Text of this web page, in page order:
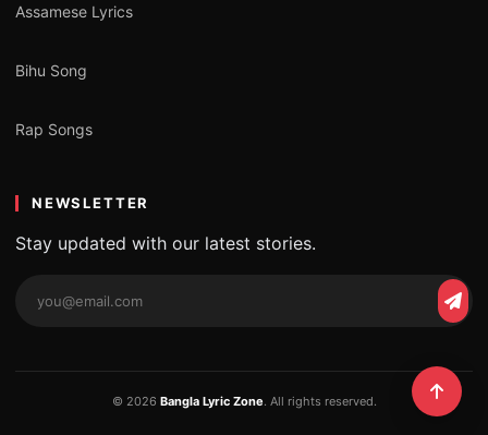
Assamese Lyrics
Bihu Song
Rap Songs
NEWSLETTER
Stay updated with our latest stories.
© 2026 Bangla Lyric Zone. All rights reserved.